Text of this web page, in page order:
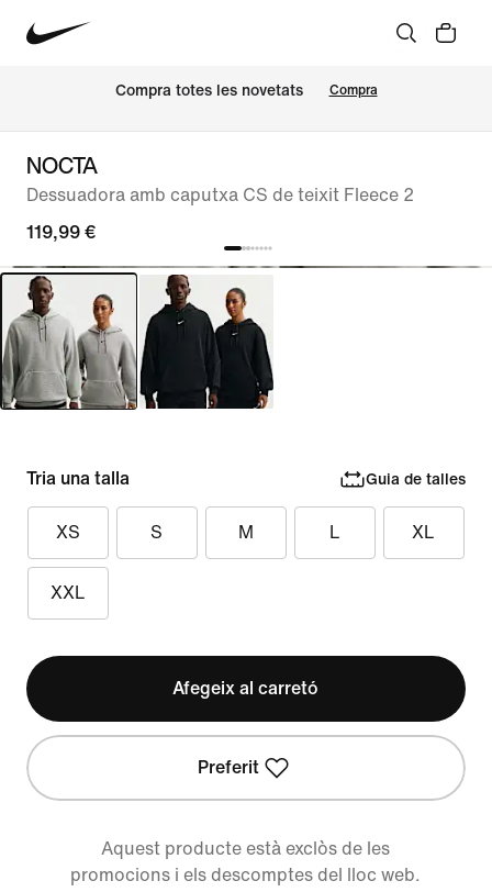
Compra totes les novetats Compra
NOCTA
Dessuadora amb caputxa CS de teixit Fleece 2
119,99 €
Tria una talla Guia de talles
XS S M L XL
XXL
Afegeix al carretó
Preferit
Aquest producte està exclòs de les
promocions i els descomptes del lloc web.